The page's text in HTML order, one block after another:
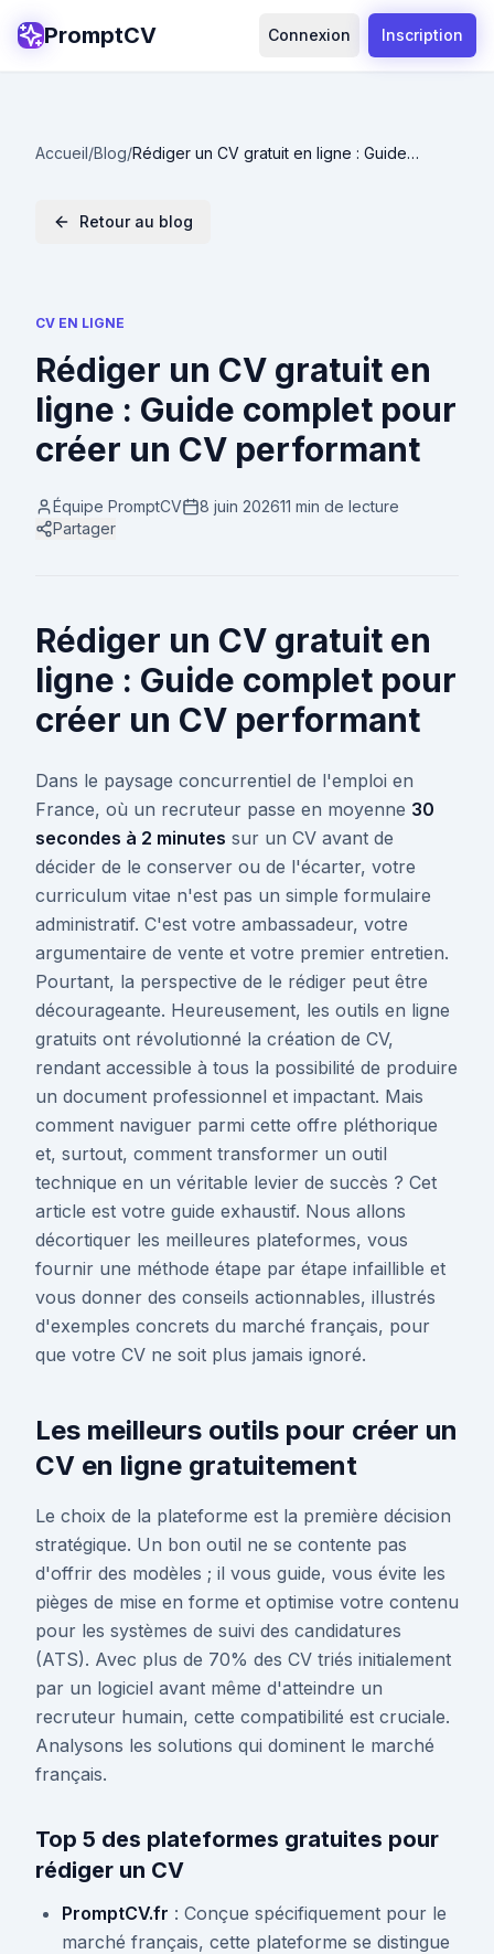
PromptCV Connexion Inscription
Accueil/Blog/Rédiger un CV gratuit en ligne : Guide
Retour au blog
CV EN LIGNE
Rédiger un CV gratuit en
ligne : Guide complet pour
créer un CV performant
Équipe PromptCV 8 juin 202611 min de lecture
Partager
Rédiger un CV gratuit en
ligne : Guide complet pour
créer un CV performant
Dans le paysage concurrentiel de l'emploi en
France, où un recruteur passe en moyenne 30
secondes à 2 minutes sur un CV avant de
décider de le conserver ou de l'écarter, votre
curriculum vitae n'est pas un simple formulaire
administratif. C'est votre ambassadeur, votre
argumentaire de vente et votre premier entretien.
Pourtant, la perspective de le rédiger peut être
décourageante. Heureusement, les outils en ligne
gratuits ont révolutionné la création de CV,
rendant accessible à tous la possibilité de produire
un document professionnel et impactant. Mais
comment naviguer parmi cette offre pléthorique
et, surtout, comment transformer un outil
technique en un véritable levier de succès ? Cet
article est votre guide exhaustif. Nous allons
décortiquer les meilleures plateformes, vous
fournir une méthode étape par étape infaillible et
vous donner des conseils actionnables, illustrés
d'exemples concrets du marché français, pour
que votre CV ne soit plus jamais ignoré.
Les meilleurs outils pour créer un
CV en ligne gratuitement
Le choix de la plateforme est la première décision
stratégique. Un bon outil ne se contente pas
d'offrir des modèles ; il vous guide, vous évite les
pièges de mise en forme et optimise votre contenu
pour les systèmes de suivi des candidatures
(ATS). Avec plus de 70% des CV triés initialement
par un logiciel avant même d'atteindre un
recruteur humain, cette compatibilité est cruciale.
Analysons les solutions qui dominent le marché
français.
Top 5 des plateformes gratuites pour
rédiger un CV
PromptCV.fr : Conçue spécifiquement pour le
marché français, cette plateforme se distingue